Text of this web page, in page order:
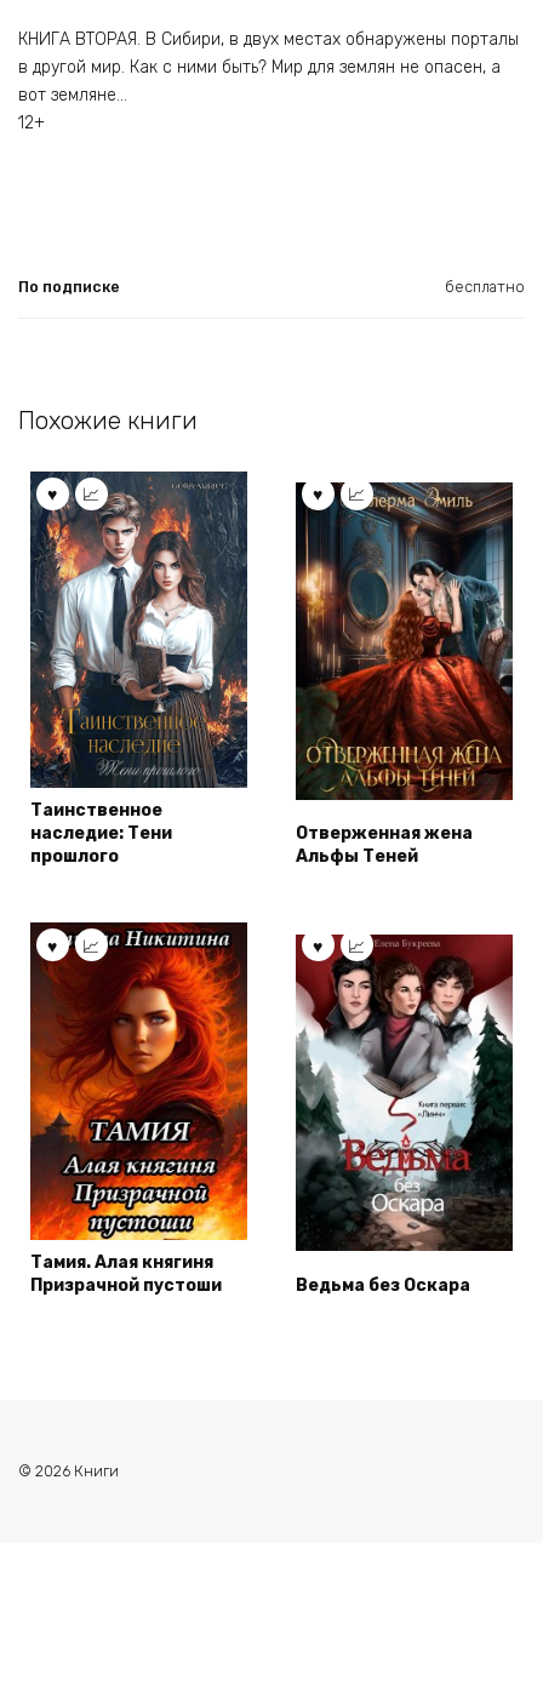
КНИГА ВТОРАЯ. В Сибири, в двух местах обнаружены порталы
в другой мир. Как с ними быть? Мир для землян не опасен, а
вот земляне…
12+
По подписке бесплатно
Похожие книги
Таинственное
наследие: Тени
прошлого
Отверженная жена
Альфы Теней
Тамия. Алая княгиня
Призрачной пустоши
Ведьма без Оскара
© 2026 Книги